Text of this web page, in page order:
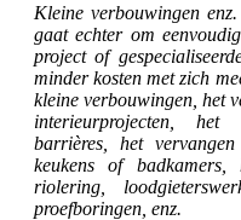
Kleine verbouwingen
gaat echter om
project of
minder kosten met zich
kleine verbouwingen, het
interieurprojecten, het
barrières, het
keukens of badkamers,
riolering,
proefboringen, enz.